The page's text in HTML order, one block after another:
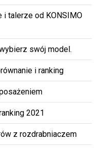
talerze od KONSIMO
swój model.
i ranking
2021
z rozdrabniaczem